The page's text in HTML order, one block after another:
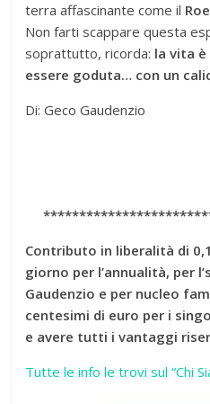
terra affascinante come il
Non farti scappare questa
soprattutto, ricorda: la vita
essere goduta… con un
Di: Geco Gaudenzio
Contributo in liberalità di
giorno per l’annualità, per
Gaudenzio e per nucleo
centesimi di euro per i
e avere tutti i vantaggi
Tutte le info le trovi sul “Chi